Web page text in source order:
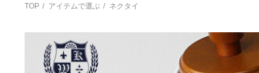
TOP アイテムで選ぶ ネクタイ